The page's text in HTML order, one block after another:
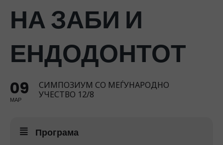
НА ЗАБИ И
ЕНДОДОНТОТ
09
МАР
СИМПОЗИУМ СО МЕЃУНАРОДНО
УЧЕСТВО 12/8
Програма